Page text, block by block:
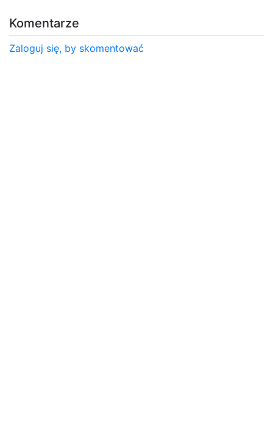
Komentarze
Zaloguj się, by skomentować